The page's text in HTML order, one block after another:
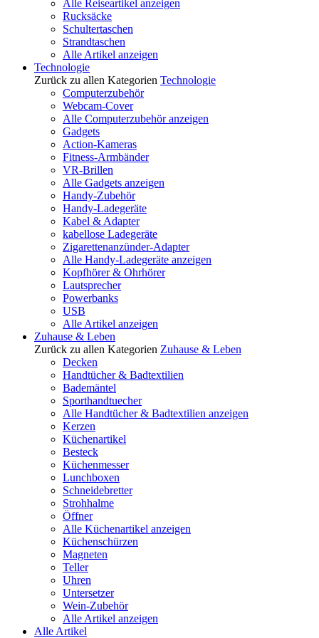
Alle Reiseartikel anzeigen
Rucksäcke
Schultertaschen
Strandtaschen
Alle Artikel anzeigen
Technologie
Zurück zu allen Kategorien Technologie
Computerzubehör
Webcam-Cover
Alle Computerzubehör anzeigen
Gadgets
Action-Kameras
Fitness-Armbänder
VR-Brillen
Alle Gadgets anzeigen
Handy-Zubehör
Handy-Ladegeräte
Kabel & Adapter
kabellose Ladegeräte
Zigarettenanzünder-Adapter
Alle Handy-Ladegeräte anzeigen
Kopfhörer & Ohrhörer
Lautsprecher
Powerbanks
USB
Alle Artikel anzeigen
Zuhause & Leben
Zurück zu allen Kategorien Zuhause & Leben
Decken
Handtücher & Badtextilien
Bademäntel
Sporthandtuecher
Alle Handtücher & Badtextilien anzeigen
Kerzen
Küchenartikel
Besteck
Küchenmesser
Lunchboxen
Schneidebretter
Strohhalme
Öffner
Alle Küchenartikel anzeigen
Küchenschürzen
Magneten
Teller
Uhren
Untersetzer
Wein-Zubehör
Alle Artikel anzeigen
Alle Artikel